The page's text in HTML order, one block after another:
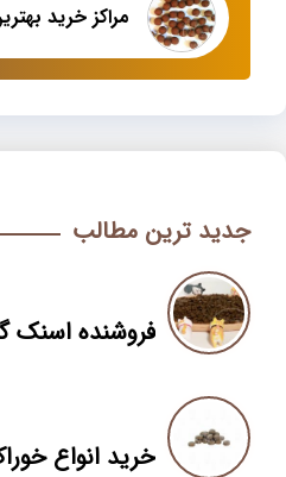
مراکز خرید
جدید ترین مطالب
فروشنده اسنک
خرید انواع